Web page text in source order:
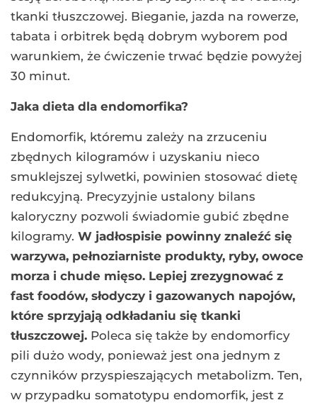
tkanki tłuszczowej. Bieganie, jazda na rowerze,
tabata i orbitrek będą dobrym wyborem pod
warunkiem, że ćwiczenie trwać będzie powyżej
30 minut.
Jaka dieta dla endomorfika?
Endomorfik, któremu zależy na zrzuceniu
zbędnych kilogramów i uzyskaniu nieco
smuklejszej sylwetki, powinien stosować dietę
redukcyjną. Precyzyjnie ustalony bilans
kaloryczny pozwoli świadomie gubić zbędne
kilogramy. W jadłospisie powinny znaleźć się
warzywa, pełnoziarniste produkty, ryby, owoce
morza i chude mięso. Lepiej zrezygnować z
fast foodów, słodyczy i gazowanych napojów,
które sprzyjają odkładaniu się tkanki
tłuszczowej. Poleca się także by endomorficy
pili dużo wody, ponieważ jest ona jednym z
czynników przyspieszających metabolizm. Ten,
w przypadku somatotypu endomorfik, jest z